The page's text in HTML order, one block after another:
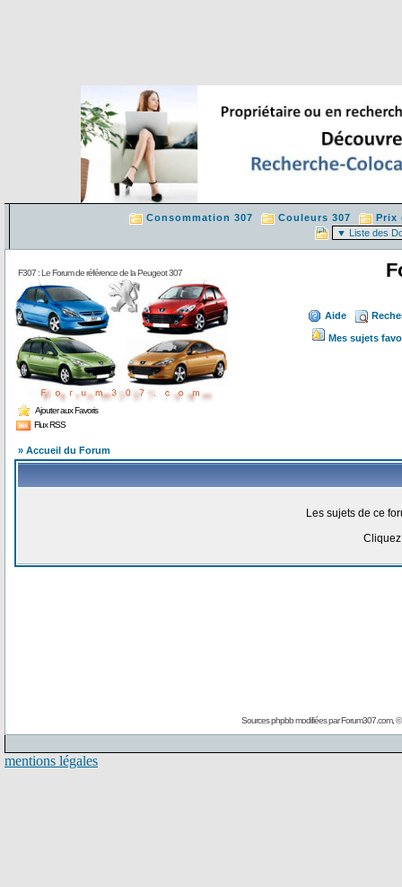
Consommation 307 Couleurs 307 Prix
F307 : Le Forum de référence de la Peugeot 307
Ajouter aux Favoris
Flux RSS
Aide
Mes sujets
» Accueil du Forum
Les sujets de ce
Sources phpbb modifiées parForum307.com, ©
mentions légales